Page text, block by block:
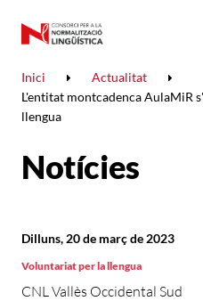
Inici
Actualitat
L'entitat montcadenca AulaMiR
llengua
Notícies
CNL Vallès Occidental Sud
Dilluns, 20 de març de 2023
Voluntariat per la llengua